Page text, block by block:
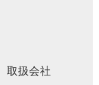
取扱会社